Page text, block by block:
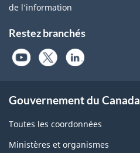
de l’information
Restez branchés
Gouvernement du Canada
Toutes les coordonnées
Ministères et organismes